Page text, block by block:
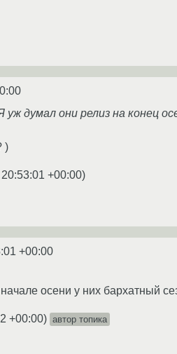
уж думал они релиз на конец
)
+00:00)
+00:00
осени у них бархатный
+00:00) автор топика